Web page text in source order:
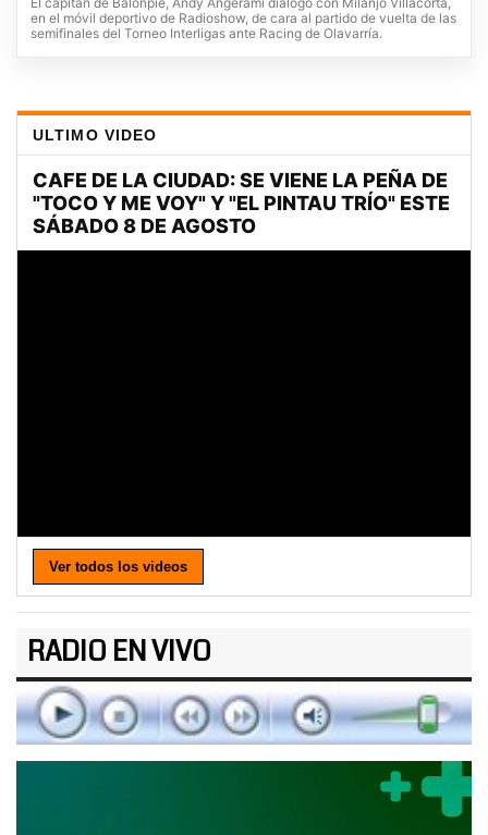
en el móvil deportivo de Radioshow, de cara al partido de vuelta de las
semifinales del Torneo Interligas ante Racing de Olavarría.
ULTIMO VIDEO
Ver todos los videos
RADIO EN VIVO